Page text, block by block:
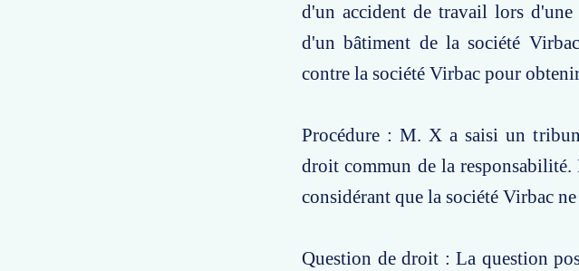
d'un accident de travail lors
d'un bâtiment de la société
contre la société Virbac pour
Procédure : M. X a saisi un
droit commun de la
considérant que la société Virbac
Question de droit : La question